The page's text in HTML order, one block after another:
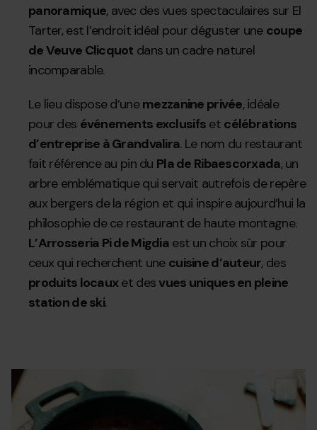
panoramique, avec des vues spectaculaires sur El
Tarter, est l’endroit idéal pour déguster une coupe
de Veuve Clicquot dans un cadre naturel
incomparable.
Le lieu dispose d’unemezzanine privée, idéale
pour des événements exclusifs et célébrations
d’entreprise à Grandvalira. Le nom du restaurant
fait référence au pin du Pla de Ribaescorxada, un
arbre emblématique qui servait autrefois de repère
aux bergers de la région et qui inspire aujourd’hui la
philosophie de ce restaurant de haute montagne.
L’Arrosseria Pi de Migdia est un choix sûr pour
ceux qui recherchent une cuisine d’auteur, des
produits locauxet desvues uniques en pleine
station de ski.
L'arrosseria.jpg
Grandvalira